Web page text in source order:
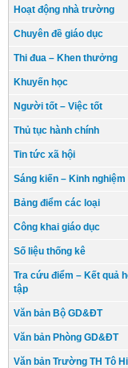
Hoạt động nhà trường
Chuyên đề giáo dục
Thi đua – Khen thưởng
Khuyến học
Người tốt – Việc tốt
Thủ tục hành chính
Tin tức xã hội
Sáng kiến – Kinh nghiệm
Bảng điểm các loại
Công khai giáo dục
Số liệu thống kê
Tra cứu điểm – Kết quả
tập
Văn bản Bộ GD&ĐT
Văn bản Phòng GD&ĐT
Văn bản Trường TH Tô